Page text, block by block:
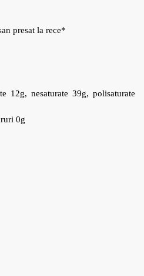
presat la rece*
12g, nesaturate 39g, polisaturate
0g